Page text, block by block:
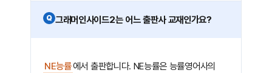
Q 그래머인사이드2는 어느 출판사 교재인가요?
NE능률에서 출판합니다. NE능률은 능률영어사의